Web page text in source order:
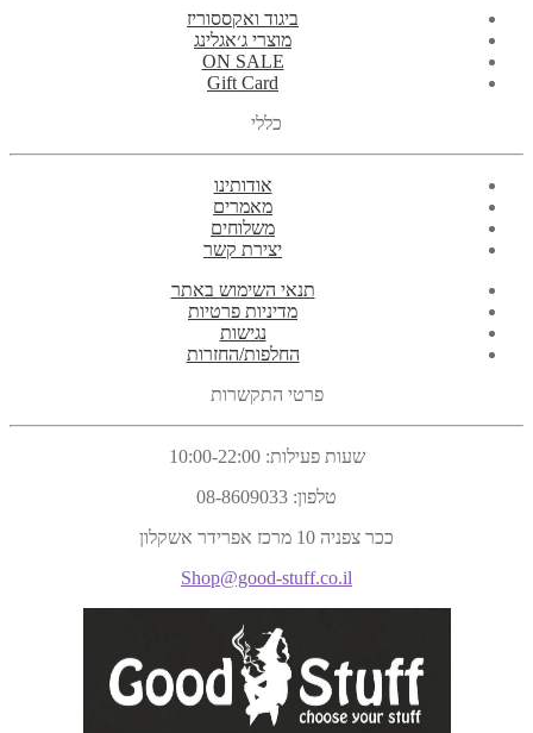
ביגוד ואקססוריז
מוצרי ג׳אגלינג
ON SALE
Gift Card
כללי
אודותינו
מאמרים
משלוחים
יצירת קשר
תנאי השימוש באתר
מדיניות פרטיות
נגישות
החלפות/החזרות
פרטי התקשרות
שעות פעילות:10:00-22:00
טלפון: 08-8609033
ככר צפניה 10 מרכז אפרידר אשקלון
Shop@good-stuff.co.il